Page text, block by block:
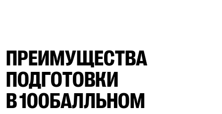
ПРЕИМУЩЕСТВА
ПОДГОТОВКИ
В 100БАЛЛЬНОМ